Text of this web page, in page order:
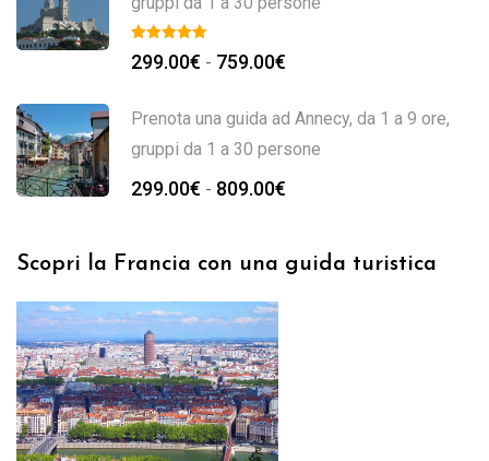
299.00€ - 759.00€
Prenota una guida ad Annecy, da 1 a 9 ore,
gruppi da 1 a 30 persone
299.00€ - 809.00€
Scopri la Francia con una guida turistica